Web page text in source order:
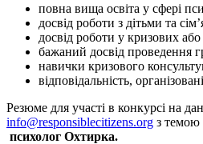
повна вища освіта у сфері
досвід роботи з дітьми та
досвід роботи у кризових
бажаний досвід проведення
навички кризового
відповідальність,
Резюме для участі в конкурсі на
info@responsiblecitizens.org з темою
психолог Охтирка.